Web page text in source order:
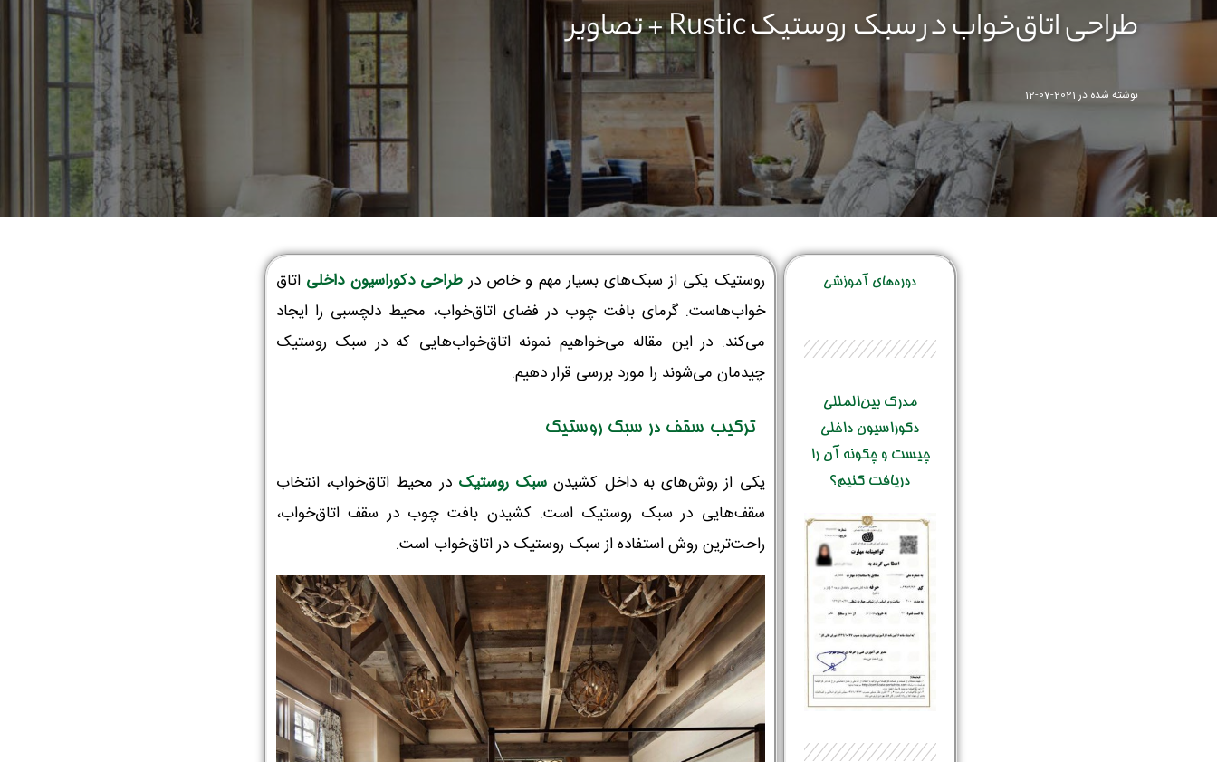
طراحی اتاق‌خواب در سبک روستیک Rustic + تصاویر
نوشته شده در 2021-07-12
دوره‌‌های آموزشی
مدرک بین‌المللی
دکوراسیون داخلی
چیست و چگونه آن را
دریافت کنیم؟
روستیک یکی از سبک‌های بسیار مهم و خاص در طراحی دکوراسیون داخلی اتاق
خواب‌هاست. گرمای بافت چوب در فضای اتاق‌خواب، محیط دلچسبی را ایجاد
می‌کند. در این مقاله می‌خواهیم نمونه اتاق‌خواب‌هایی که در سبک روستیک
چیدمان می‌شوند را مورد بررسی قرار دهیم.
ترکیب سقف در سبک روستیک
یکی از روش‌های به داخل کشیدن سبک روستیک در محیط اتاق‌خواب، انتخاب
سقف‌هایی در سبک روستیک است. کشیدن بافت چوب در سقف اتاق‌خواب،
راحت‌ترین روش استفاده از سبک روستیک در اتاق‌خواب است.